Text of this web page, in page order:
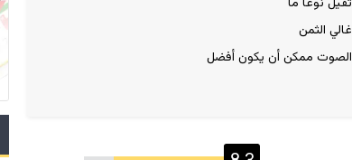
غالي الثمن
الصوت ممكن أن يكون أفضل